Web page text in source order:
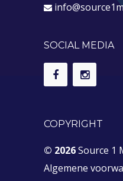
SOCIAL MEDIA
COPYRIGHT
© 2026Source 1
Algemene